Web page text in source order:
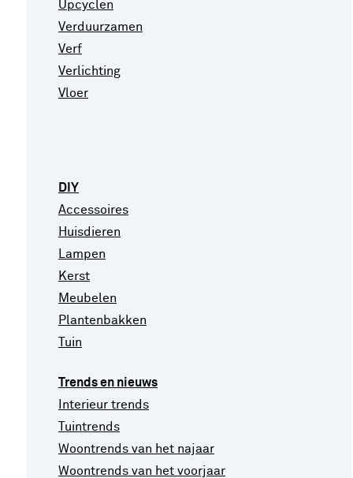
Upcyclen
Verduurzamen
Verf
Verlichting
Vloer
DIY
Accessoires
Huisdieren
Lampen
Kerst
Meubelen
Plantenbakken
Tuin
Trends en nieuws
Interieur trends
Tuintrends
Woontrends van het najaar
Woontrends van het voorjaar